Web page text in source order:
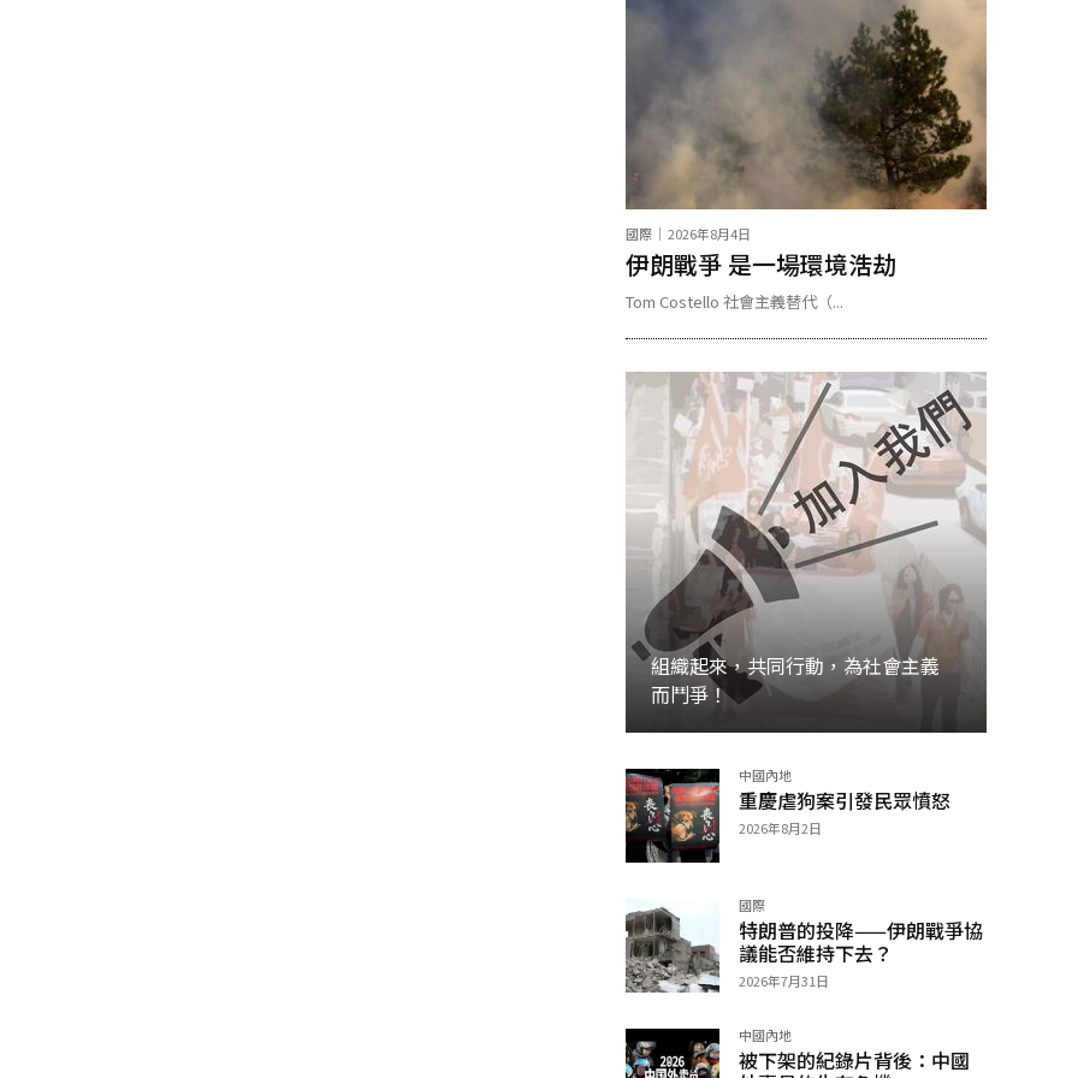
國際 2026年8月4日
伊朗戰爭 是一場環境浩劫
Tom Costello 社會主義替代（...
組織起來，共同行動，為社會主義
而鬥爭！
加入 中國內地
重慶虐狗案引發民眾憤怒
2026年8月2日
國際
特朗普的投降——伊朗戰爭協
議能否維持下去？
2026年7月31日
中國內地
被下架的紀錄片背後：中國